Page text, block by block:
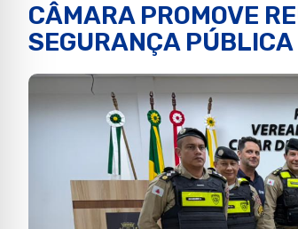
CÂMARA PROMOVE
SEGURANÇA PÚBLICA